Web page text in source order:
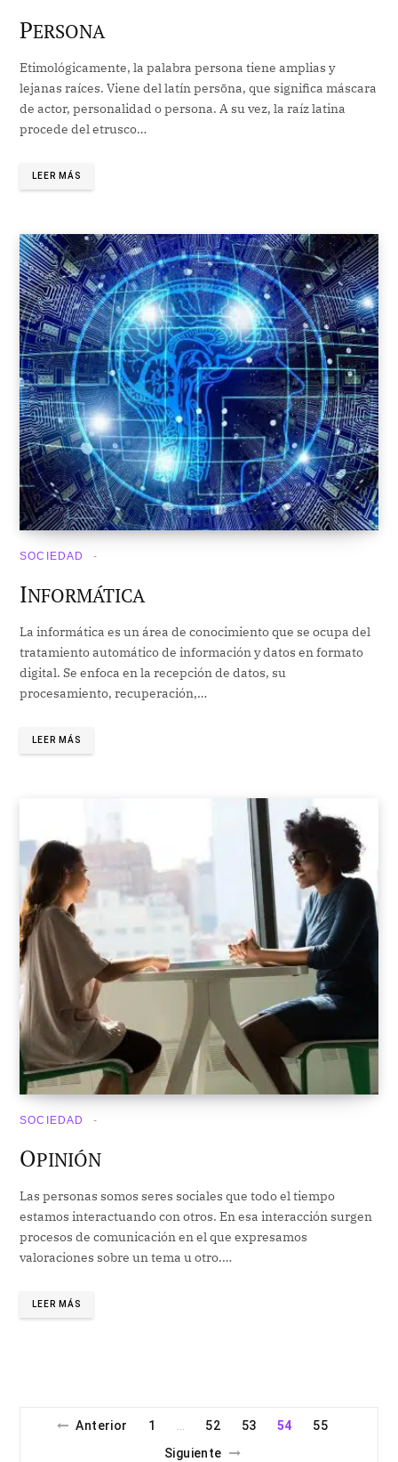
PERSONA
Etimológicamente, la palabra persona tiene amplias y
lejanas raíces. Viene del latín persōna, que significa máscara
de actor, personalidad o persona. A su vez, la raíz latina
procede del etrusco…
LEER MÁS
SOCIEDAD
INFORMÁTICA
La informática es un área de conocimiento que se ocupa del
tratamiento automático de información y datos en formato
digital. Se enfoca en la recepción de datos, su
procesamiento, recuperación,…
LEER MÁS
SOCIEDAD
OPINIÓN
Las personas somos seres sociales que todo el tiempo
estamos interactuando con otros. En esa interacción surgen
procesos de comunicación en el que expresamos
valoraciones sobre un tema u otro.…
LEER MÁS
Anterior 1 … 52 53 54
55
Siguiente